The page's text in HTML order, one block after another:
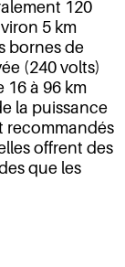
120
5 km
bornes de
(240 volts)
16 à 96 km
la puissance
recommandés
offrent des
que les